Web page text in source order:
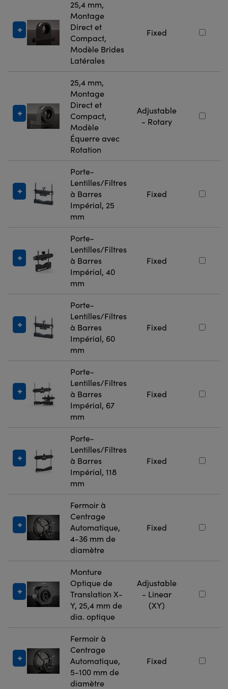
25,4 mm,
Montage
Direct et
Compact,
Modèle Brides
Latérales
Fixed
25,4 mm,
Montage
Direct et
Compact,
Modèle
Équerre avec
Rotation
Adjustable
- Rotary
Porte-
Lentilles/Filtres
à Barres
Impérial, 25
mm
Fixed
Porte-
Lentilles/Filtres
à Barres
Impérial, 40
mm
Fixed
Porte-
Lentilles/Filtres
à Barres
Impérial, 60
mm
Fixed
Porte-
Lentilles/Filtres
à Barres
Impérial, 67
mm
Fixed
Porte-
Lentilles/Filtres
à Barres
Impérial, 118
mm
Fixed
Fermoir à
Centrage
Automatique,
4-36 mm de
diamètre
Fixed
Monture
Optique de
Translation X-
Y, 25,4 mm de
dia. optique
Adjustable
- Linear
(XY)
Fermoir à
Centrage
Automatique,
5-100 mm de
diamètre
Fixed